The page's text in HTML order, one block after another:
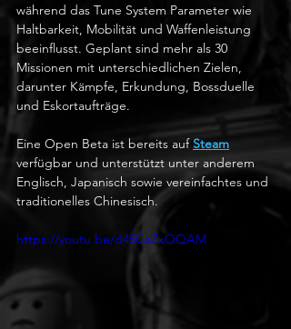
während das Tune System Parameter wie
Haltbarkeit, Mobilität und Waffenleistung
beeinflusst. Geplant sind mehr als 30
Missionen mit unterschiedlichen Zielen,
darunter Kämpfe, Erkundung, Bossduelle
und Eskortaufträge.
Eine Open Beta ist bereits auf Steam
verfügbar und unterstützt unter anderem
Englisch, Japanisch sowie vereinfachtes und
traditionelles Chinesisch.
https://youtu.be/d45GsZxOQAM